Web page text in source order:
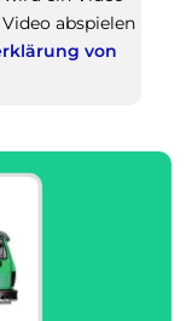
abspielen
von